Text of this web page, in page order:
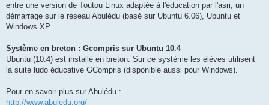
entre une version de Toutou Linux adaptée à l'éducation par l'asri, un
démarrage sur le réseau Abulédu (basé sur Ubuntu 6.06), Ubuntu et
Windows XP.
Système en breton : Gcompris sur Ubuntu 10.4
Ubuntu (10.4) est installé en breton. Sur ce système les élèves utilisent
la suite ludo éducative GCompris (disponible aussi pour Windows).
Pour en savoir plus sur Abulédu :
http://www.abuledu.org/